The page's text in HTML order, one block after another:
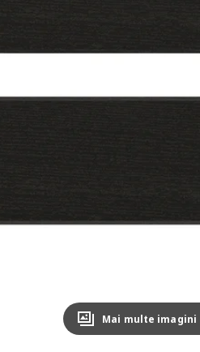
Mai multe imagini